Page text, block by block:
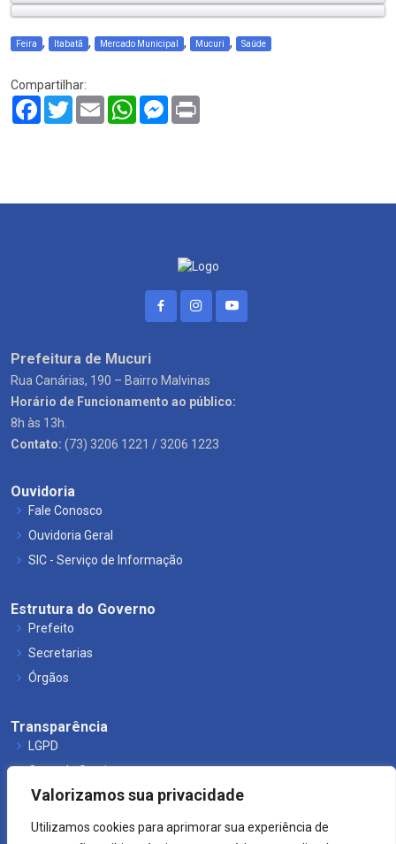
Valorizamos sua privacidade
Utilizamos cookies para aprimorar sua experiência de
Feira , Itabatã , Mercado Municipal , Mucuri , Saúde
Compartilhar:
Facebook
TwitterEmail WhatsAppMessenger
Prefeitura de Mucuri
Rua Canárias, 190 – Bairro Malvinas
Horário de Funcionamento ao público:
8h às 13h.
Contato: (73) 3206 1221 / 3206 1223
Ouvidoria
Fale Conosco
Ouvidoria Geral
SIC - Serviço de Informação
Estrutura do Governo
Prefeito
Secretarias
Órgãos
Transparência
LGPD
Carta de Serviços
Leis Municipais